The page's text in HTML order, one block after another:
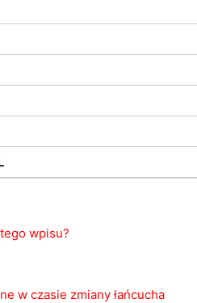
wpisu?
w czasie zmiany łańcucha